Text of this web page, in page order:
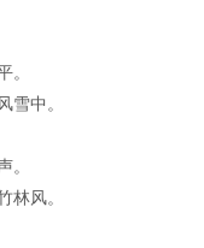
。
雪中。
。
林风。